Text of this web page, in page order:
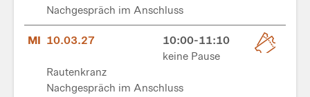
Nachgespräch im Anschluss
MI 10.03.27
10:00-11:10
keine Pause
Rautenkranz
Nachgespräch im Anschluss